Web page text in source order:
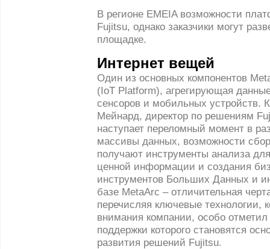
В регионе EMEIA возможности
Fujitsu, однако заказчики могут
площадке.
Интернет вещей
Один из основных компонентов
(IoT Platform), агрегирующая
сенсоров и мобильных устройств.
Мейнард, директор по решениям
наступает переломный момент в
массивы данных, возможности
получают инструменты анализа
ценной информации и создания
инструментов Больших Данных и
базе MetaArc – отличительная
перечисляя ключевые технологии,
внимания компании, особо
поддержки которого становятся
развития решений Fujitsu.